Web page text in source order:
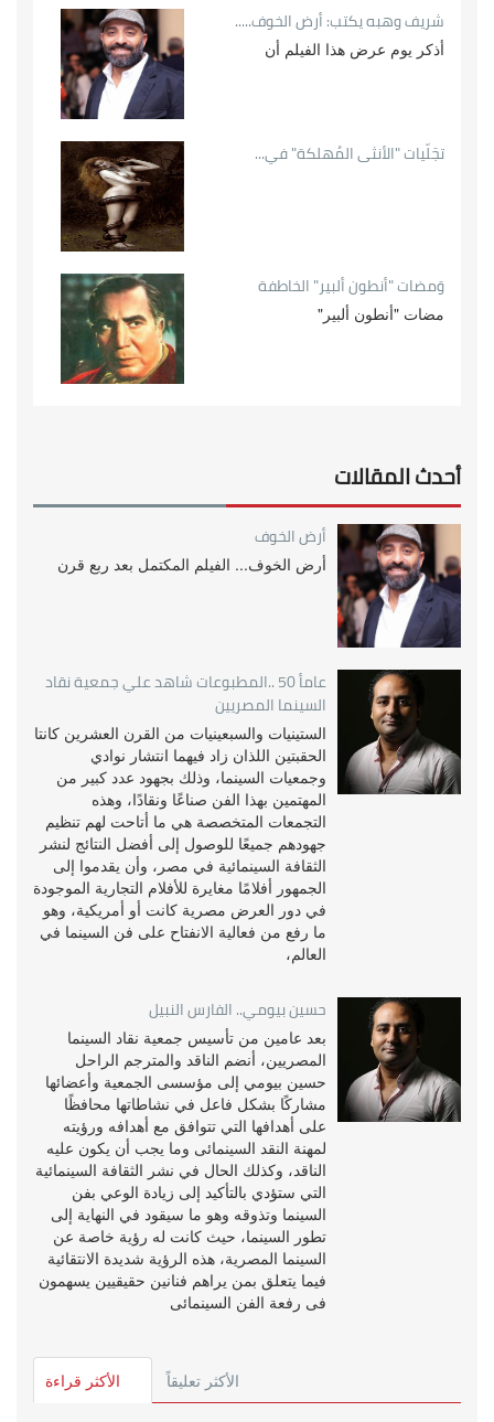
شريف وهبه يكتب: أرض الخوف.....
أذكر يوم عرض هذا الفيلم أن
تجَلّيات "الأنثى المُهلكة" في...
وَمضات "أنطون ألبير" الخاطفة
مضات "أنطون ألبير"
أحدث المقالات
أرض الخوف
أرض الخوف... الفيلم المكتمل بعد ربع قرن
عامأ 50 ..المطبوعات شاهد علي جمعية نقاد
السينما المصريين
الستينيات والسبعينيات من القرن العشرين كانتا
الحقبتين اللذان زاد فيهما انتشار نوادي
وجمعيات السينما، وذلك بجهود عدد كبير من
المهتمين بهذا الفن صناعًا ونقادًا، وهذه
التجمعات المتخصصة هي ما أتاحت لهم تنظيم
جهودهم جميعًا للوصول إلى أفضل النتائج لنشر
الثقافة السينمائية في مصر، وأن يقدموا إلى
الجمهور أفلامًا مغايرة للأفلام التجارية الموجودة
في دور العرض مصرية كانت أو أمريكية، وهو
ما رفع من فعالية الانفتاح على فن السينما في
العالم،
حسين بيومي.. الفارس النبيل
بعد عامين من تأسيس جمعية نقاد السينما
المصريين، أنضم الناقد والمترجم الراحل
حسين بيومي إلى مؤسسى الجمعية وأعضائها
مشاركًا بشكل فاعل في نشاطاتها محافظًا
على أهدافها التي تتوافق مع أهدافه ورؤيته
لمهنة النقد السينمائى وما يجب أن يكون عليه
الناقد، وكذلك الحال في نشر الثقافة السينمائية
التي ستؤدي بالتأكيد إلى زيادة الوعي بفن
السينما وتذوقه وهو ما سيقود في النهاية إلى
تطور السينما، حيث كانت له رؤية خاصة عن
السينما المصرية، هذه الرؤية شديدة الانتقائية
فيما يتعلق بمن يراهم فنانين حقيقيين يسهمون
فى رفعة الفن السينمائى
الأكثر قراءة الأكثر تعليقاً